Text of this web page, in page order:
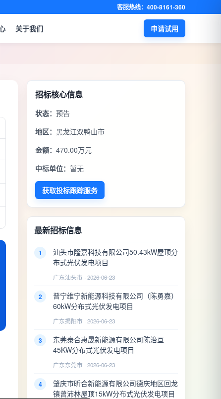
客服热线：400-8161-360
关于我们 申请试用
招标核心信息
状态： 预告
地区： 黑龙江双鸭山市
金额： 470.00万元
中标单位： 暂无
获取投标跟踪服务
最新招标信息
1
汕头市隆嘉科技有限公司50.43kW屋顶分
布式光伏发电项目
广东汕头市 · 2026-06-23
2
普宁维宁新能源科技有限公司（陈勇嘉）
60kW分布式光伏发电项目
广东揭阳市 · 2026-06-23
3
东莞泰合惠晟新能源有限公司陈治亘
45KW分布式光伏发电项目
广东东莞市 · 2026-06-23
4
肇庆市昕合新能源有限公司德庆地区回龙
镇曾沛林屋顶15kW分布式光伏发电项目